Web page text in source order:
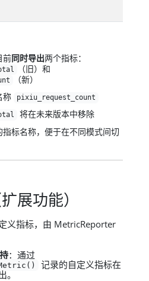
前同时导出两个指标：
（旧）和
（新）
称
pixiu_request_count
将在未来版本中移除
标名称，便于在不同模式间切
展功能）
义指标，由 MetricReporter
：通过
记录的自定义指标在